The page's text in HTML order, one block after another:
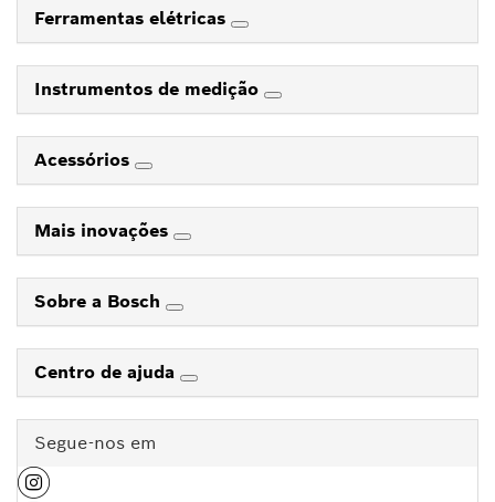
Ferramentas elétricas
Instrumentos de medição
Acessórios
Mais inovações
Sobre a Bosch
Centro de ajuda
Segue-nos em